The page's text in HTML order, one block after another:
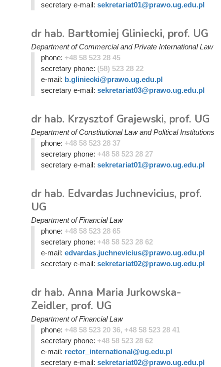
secretary e-mail: sekretariat01@prawo.ug.edu.pl
dr hab. Bartłomiej Gliniecki, prof. UG
Department of Commercial and Private International Law
phone: +48 58 523 28 45
secretary phone: (58) 523 28 22
e-mail: b.gliniecki@prawo.ug.edu.pl
secretary e-mail: sekretariat03@prawo.ug.edu.pl
dr hab. Krzysztof Grajewski, prof. UG
Department of Constitutional Law and Political Institutions
phone: +48 58 523 28 37
secretary phone: +48 58 523 28 27
secretary e-mail: sekretariat01@prawo.ug.edu.pl
dr hab. Edvardas Juchnevicius, prof.
UG
Department of Financial Law
phone: +48 58 523 28 65
secretary phone: +48 58 523 28 62
e-mail: edvardas.juchnevicius@prawo.ug.edu.pl
secretary e-mail: sekretariat02@prawo.ug.edu.pl
dr hab. Anna Maria Jurkowska-
Zeidler, prof. UG
Department of Financial Law
phone: +48 58 523 20 36, +48 58 523 28 41
secretary phone: +48 58 523 28 62
e-mail: rector_international@ug.edu.pl
secretary e-mail: sekretariat02@prawo.ug.edu.pl